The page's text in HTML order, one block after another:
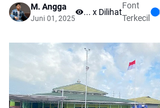
M. Angga
Juni 01, 2025
Font
Terkecil
..x Dilihat